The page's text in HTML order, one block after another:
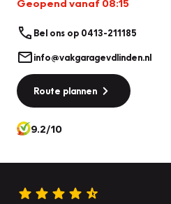
Geopend vanaf 08:15
Bel ons op 0413-211185
info@vakgaragevdlinden.nl
Route plannen
9.2/10